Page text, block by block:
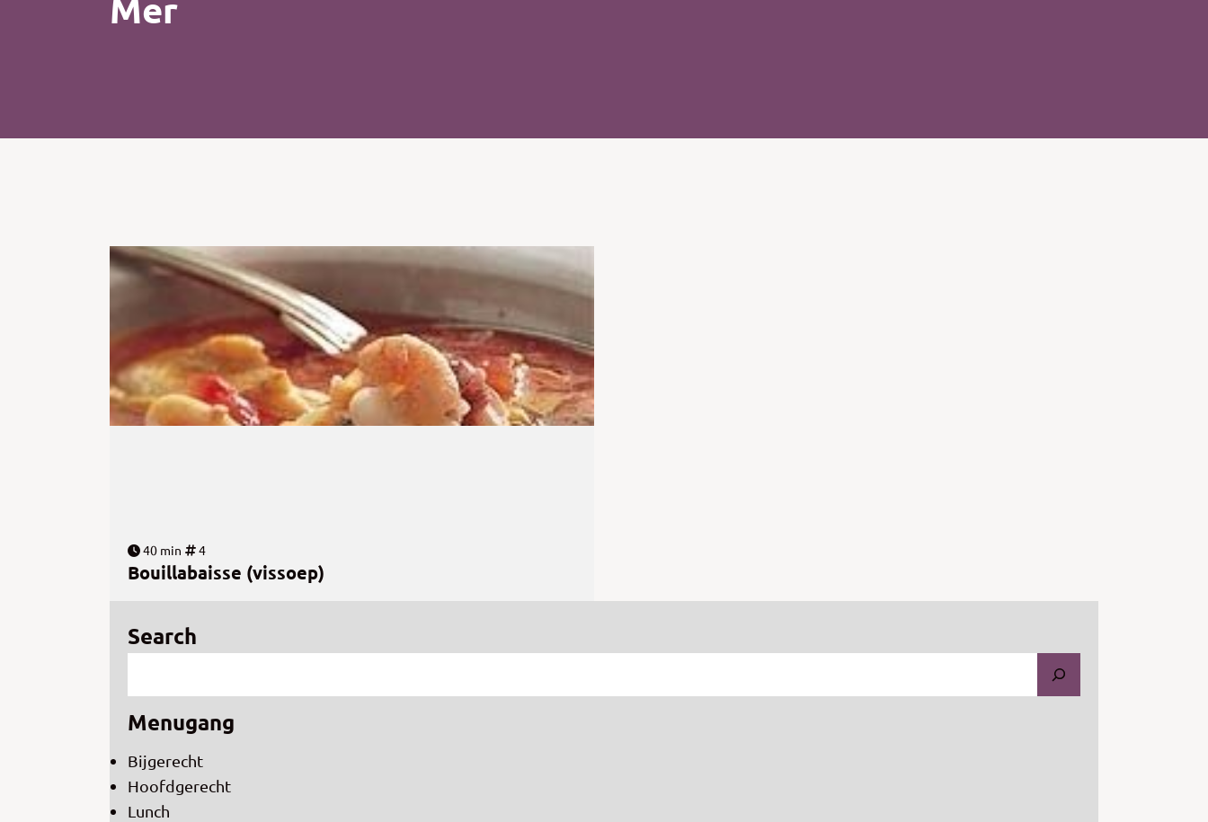
Salade
Vis
Vlees
40 min 4
Bouillabaisse (vissoep)
Search
Menugang
Bijgerecht
Hoofdgerecht
Lunch